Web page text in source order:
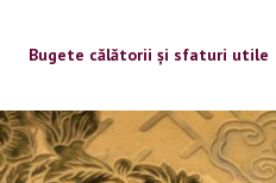
Bugete călătorii și sfaturi utile